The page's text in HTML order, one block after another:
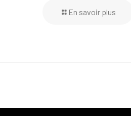
En savoir plus